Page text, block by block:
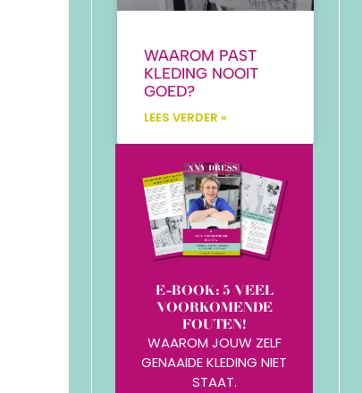
WAAROM PAST
KLEDING NOOIT
GOED?
LEES VERDER »
E-BOOK: 5 VEEL
VOORKOMENDE
FOUTEN!
WAAROM JOUW ZELF
GENAAIDE KLEDING NIET
STAAT.